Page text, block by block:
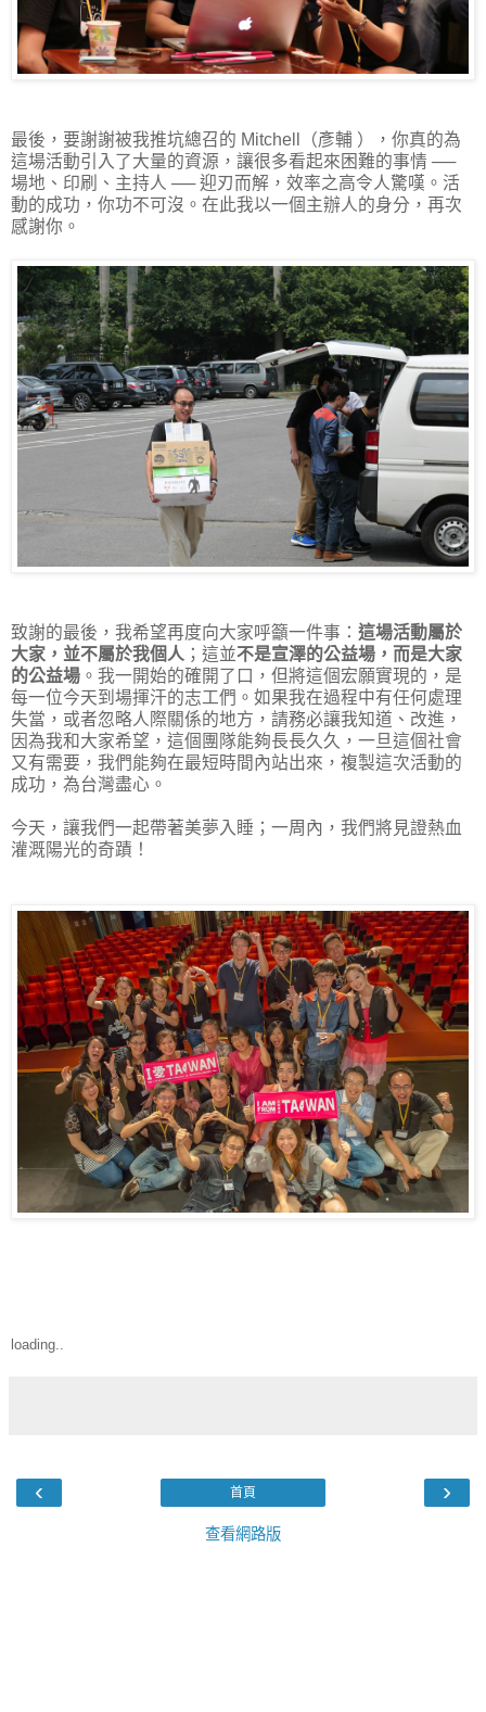
最後，要謝謝被我推坑總召的 Mitchell（彥輔 ），你真的為
這場活動引入了大量的資源，讓很多看起來困難的事情 ──
場地、印刷、主持人 ── 迎刃而解，效率之高令人驚嘆。活
動的成功，你功不可沒。在此我以一個主辦人的身分，再次
感謝你。
致謝的最後，我希望再度向大家呼籲一件事： 這場活動屬於
大家，並不屬於我個人 ；這並不是宣澤的公益場，而是大家
的公益場 。我一開始的確開了口，但將這個宏願實現的，是
每一位今天到場揮汗的志工們。如果我在過程中有任何處理
失當，或者忽略人際關係的地方，請務必讓我知道、改進，
因為我和大家希望，這個團隊能夠長長久久，一旦這個社會
又有需要，我們能夠在最短時間內站出來，複製這次活動的
成功，為台灣盡心。
今天，讓我們一起帶著美夢入睡；一周內，我們將見證熱血
灌溉陽光的奇蹟！
loading..
‹ ›
首頁
查看網路版